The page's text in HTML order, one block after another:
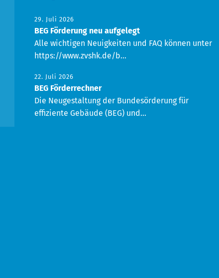
29. Juli 2026
BEG Förderung neu aufgelegt
Alle wichtigen Neuigkeiten und FAQ können unter
https://www.zvshk.de/b...
22. Juli 2026
BEG Förderrechner
Die Neugestaltung der Bundesörderung für
effiziente Gebäude (BEG) und...